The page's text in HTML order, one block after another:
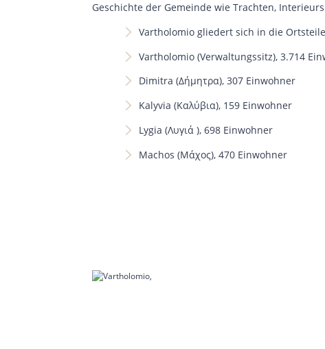
Geschichte der Gemeinde wie Trachten,
Vartholomio gliedert sich in die Ortsteile
Vartholomio (Verwaltungssitz), 3.714
Dimitra (Δήμητρα), 307 Einwohner
Kalyvia (Καλύβια), 159 Einwohner
Lygia (Λυγιά ), 698 Einwohner
Machos (Μάχος), 470 Einwohner